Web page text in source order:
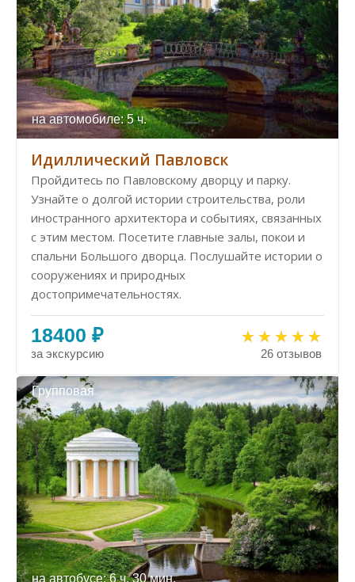
на автомобиле: 5 ч.
Идиллический Павловск
Пройдитесь по Павловскому дворцу и парку.
Узнайте о долгой истории строительства, роли
иностранного архитектора и событиях, связанных
с этим местом. Посетите главные залы, покои и
спальни Большого дворца. Послушайте истории о
сооружениях и природных
достопримечательностях.
18400 ₽
за экскурсию 26 отзывов
Групповая
на автобусе: 6 ч. 30 мин.